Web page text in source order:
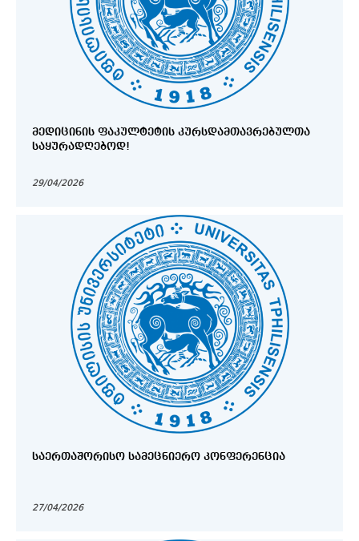
ᲛᲔᲓᲘᲪᲘᲜᲘᲡ ᲤᲐᲙᲣᲚᲢᲔᲢᲘᲡ ᲙᲣᲠᲡᲓᲐᲛᲗᲐᲕᲠᲔᲑᲣᲚᲗᲐ
ᲡᲐᲧᲣᲠᲐᲓᲦᲔᲑᲝᲓ!
29/04/2026
ᲡᲐᲔᲠᲗᲐᲨᲝᲠᲘᲡᲝ ᲡᲐᲛᲔᲪᲜᲘᲔᲠᲝ ᲙᲝᲜᲤᲔᲠᲔᲜᲪᲘᲐ
27/04/2026